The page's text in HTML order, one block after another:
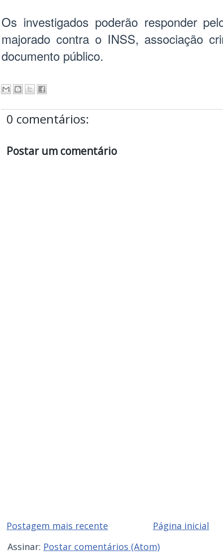
Os investigados poderão responder
majorado contra o INSS, associação
documento público.
0 comentários:
Postar um comentário
Postagem mais recente
Página inicial
Assinar: Postar comentários (Atom)